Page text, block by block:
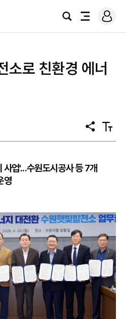
검
전
로
그
소로 친환경 에너
공
유
텍
스
업'...수원도시공사 등 7개
영